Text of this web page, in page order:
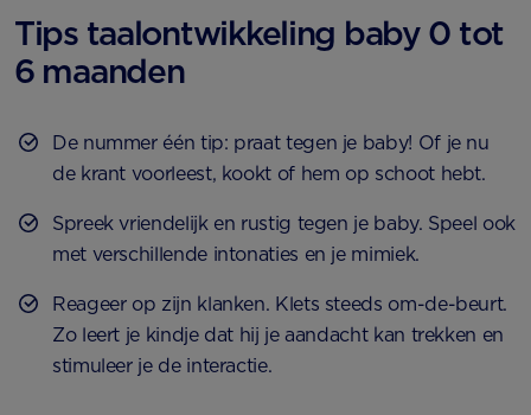
Tips taalontwikkeling baby 0 tot
6 maanden
De nummer één tip: praat tegen je baby! Of je nu
de krant voorleest, kookt of hem op schoot hebt.
Spreek vriendelijk en rustig tegen je baby. Speel ook
met verschillende intonaties en je mimiek.
Reageer op zijn klanken. Klets steeds om-de-beurt.
Zo leert je kindje dat hij je aandacht kan trekken en
stimuleer je de interactie.